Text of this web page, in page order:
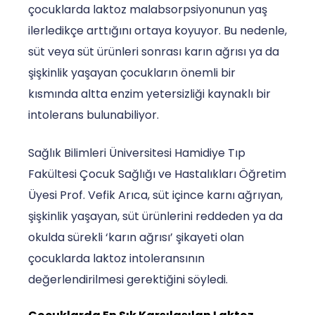
çocuklarda laktoz malabsorpsiyonunun yaş
ilerledikçe arttığını ortaya koyuyor. Bu nedenle,
süt veya süt ürünleri sonrası karın ağrısı ya da
şişkinlik yaşayan çocukların önemli bir
kısmında altta enzim yetersizliği kaynaklı bir
intolerans bulunabiliyor.
Sağlık Bilimleri Üniversitesi Hamidiye Tıp
Fakültesi Çocuk Sağlığı ve Hastalıkları Öğretim
Üyesi Prof. Vefik Arıca, süt içince karnı ağrıyan,
şişkinlik yaşayan, süt ürünlerini reddeden ya da
okulda sürekli ‘karın ağrısı’ şikayeti olan
çocuklarda laktoz intoleransının
değerlendirilmesi gerektiğini söyledi.